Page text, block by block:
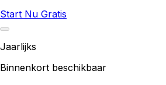
Start Nu Gratis
Jaarlijks
Binnenkort beschikbaar